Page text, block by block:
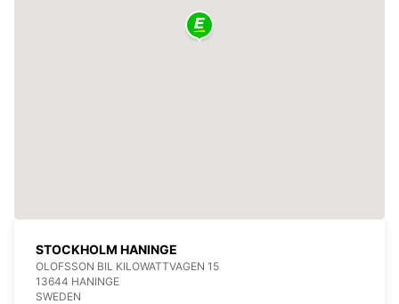
STOCKHOLM HANINGE
OLOFSSON BIL KILOWATTVAGEN 15
13644 HANINGE
SWEDEN